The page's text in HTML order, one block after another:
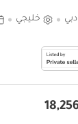
دبي خليجي